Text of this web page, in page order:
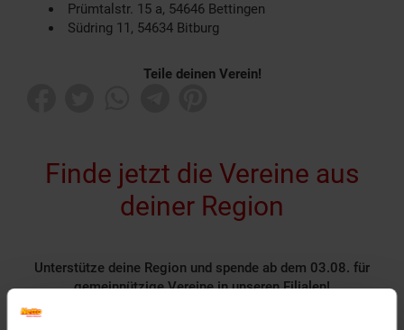
Prümtalstr. 15 a, 54646 Bettingen
Südring 11, 54634 Bitburg
Teile deinen Verein!
Finde jetzt die Vereine aus
deiner Region
Unterstütze deine Region und spende ab dem 03.08. für
gemeinnützige Vereine in unseren Filialen!